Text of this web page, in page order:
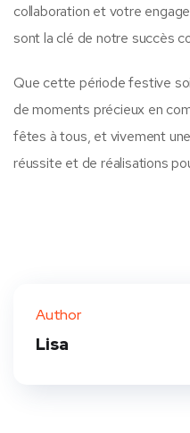
collaboration et votre
sont la clé de notre succès
Que cette période festive
de moments précieux en
fêtes à tous, et vivement
réussite et de réalisations
Author
Lisa